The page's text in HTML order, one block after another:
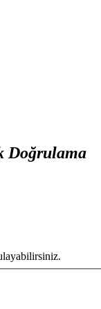
Doğrulama